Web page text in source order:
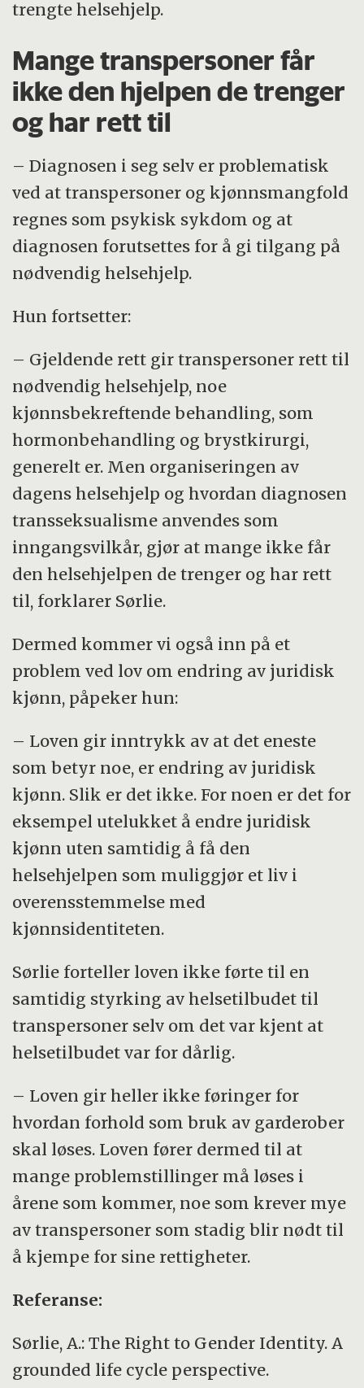
trengte helsehjelp.
Mange transpersoner får
ikke den hjelpen de trenger
og har rett til
– Diagnosen i seg selv er problematisk
ved at transpersoner og kjønnsmangfold
regnes som psykisk sykdom og at
diagnosen forutsettes for å gi tilgang på
nødvendig helsehjelp.
Hun fortsetter:
– Gjeldende rett gir transpersoner rett til
nødvendig helsehjelp, noe
kjønnsbekreftende behandling, som
hormonbehandling og brystkirurgi,
generelt er. Men organiseringen av
dagens helsehjelp og hvordan diagnosen
transseksualisme anvendes som
inngangsvilkår, gjør at mange ikke får
den helsehjelpen de trenger og har rett
til, forklarer Sørlie.
Dermed kommer vi også inn på et
problem ved lov om endring av juridisk
kjønn, påpeker hun:
– Loven gir inntrykk av at det eneste
som betyr noe, er endring av juridisk
kjønn. Slik er det ikke. For noen er det for
eksempel utelukket å endre juridisk
kjønn uten samtidig å få den
helsehjelpen som muliggjør et liv i
overensstemmelse med
kjønnsidentiteten.
Sørlie forteller loven ikke førte til en
samtidig styrking av helsetilbudet til
transpersoner selv om det var kjent at
helsetilbudet var for dårlig.
– Loven gir heller ikke føringer for
hvordan forhold som bruk av garderober
skal løses. Loven fører dermed til at
mange problemstillinger må løses i
årene som kommer, noe som krever mye
av transpersoner som stadig blir nødt til
å kjempe for sine rettigheter.
Referanse:
Sørlie, A.: The Right to Gender Identity. A
grounded life cycle perspective.